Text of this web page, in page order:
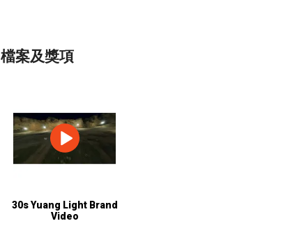
檔案及獎項
30s Yuang Light Brand
Video